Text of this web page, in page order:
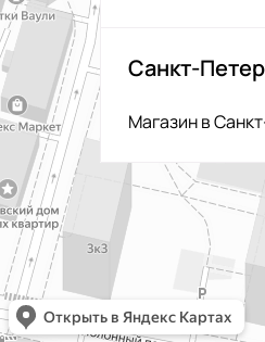
Санкт-
Магазин в